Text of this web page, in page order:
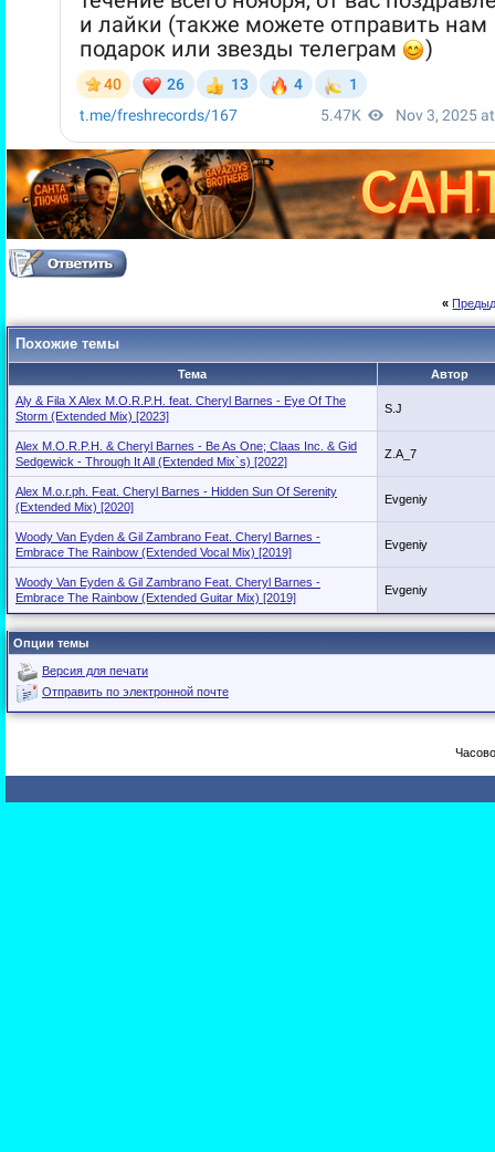
«
Похожие темы
Тема
Автор
Aly & Fila X Alex M.O.R.P.H. feat. Cheryl Barnes - Eye Of The
Storm (Extended Mix) [2023]
S.J
Alex M.O.R.P.H. & Cheryl Barnes - Be As One; Claas Inc. & Gid
Sedgewick - Through It All (Extended Mix`s) [2022]
Z.A_7
Alex M.o.r.ph. Feat. Cheryl Barnes - Hidden Sun Of Serenity
(Extended Mix) [2020]
Evgeniy
Woody Van Eyden & Gil Zambrano Feat. Cheryl Barnes -
Embrace The Rainbow (Extended Vocal Mix) [2019]
Evgeniy
Woody Van Eyden & Gil Zambrano Feat. Cheryl Barnes -
Embrace The Rainbow (Extended Guitar Mix) [2019]
Evgeniy
Опции темы
Версия для печати
Отправить по электронной почте